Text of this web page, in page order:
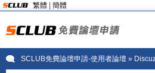
繁體 簡體
SCLUB免費論壇申請-使用者論壇»